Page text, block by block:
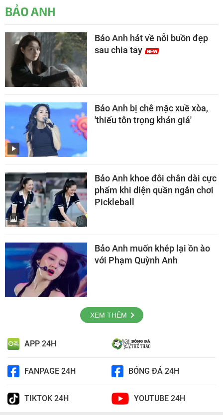
BẢO ANH
Bảo Anh hát về nỗi buồn đẹp
sau chia tay
Bảo Anh bị chê mặc xuề xòa,
'thiếu tôn trọng khán giả'
Bảo Anh khoe đôi chân dài cực
phẩm khi diện quần ngắn chơi
Pickleball
Bảo Anh muốn khép lại ồn ào
với Phạm Quỳnh Anh
XEM THÊM
APP 24H
FANPAGE 24H BÓNG ĐÁ 24H
TIKTOK 24H YOUTUBE 24H